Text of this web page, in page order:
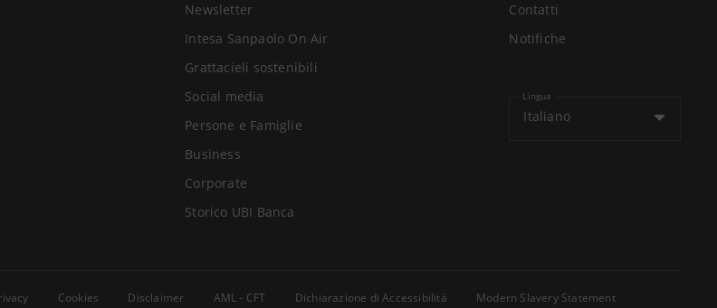
Newsletter
Intesa Sanpaolo On Air
Grattacieli sostenibili
Social media
Persone e Famiglie
Business
Corporate
Storico UBI Banca
Contatti
Notifiche
Lingua
Italiano
Cookies Disclaimer AML - CFT Dichiarazione di Accessibilità Modern Slavery Statement